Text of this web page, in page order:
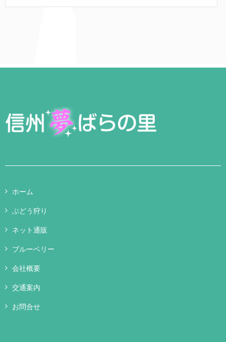
ホーム
ぶどう狩り
ネット通販
ブルーベリー
会社概要
交通案内
お問合せ